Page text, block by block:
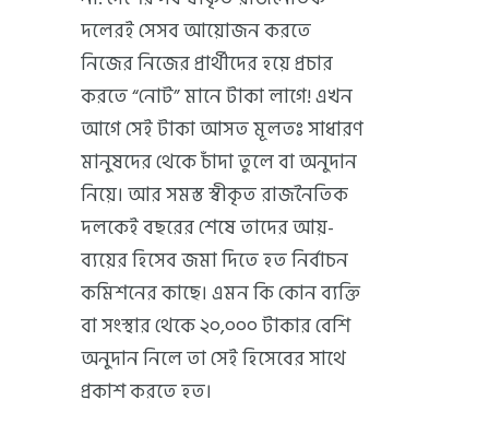
দলেরই সেসব আয়োজন করতে
নিজের নিজের প্রার্থীদের হয়ে প্রচার
করতে “নোট” মানে টাকা লাগে! এখন
আগে সেই টাকা আসত মূলতঃ সাধারণ
মানুষদের থেকে চাঁদা তুলে বা অনুদান
নিয়ে। আর সমস্ত স্বীকৃত রাজনৈতিক
দলকেই বছরের শেষে তাদের আয়-
ব্যয়ের হিসেব জমা দিতে হত নির্বাচন
কমিশনের কাছে। এমন কি কোন ব্যক্তি
বা সংস্থার থেকে ২০,০০০ টাকার বেশি
অনুদান নিলে তা সেই হিসেবের সাথে
প্রকাশ করতে হত।